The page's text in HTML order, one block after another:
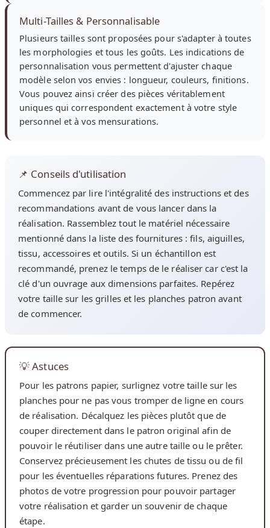
Multi-Tailles & Personnalisable
Plusieurs tailles sont proposées pour s'adapter à toutes
les morphologies et tous les goûts. Les indications de
personnalisation vous permettent d'ajuster chaque
modèle selon vos envies : longueur, couleurs, finitions.
Vous pouvez ainsi créer des pièces véritablement
uniques qui correspondent exactement à votre style
personnel et à vos mensurations.
📌 Conseils d'utilisation
Commencez par lire l'intégralité des instructions et des
recommandations avant de vous lancer dans la
réalisation. Rassemblez tout le matériel nécessaire
mentionné dans la liste des fournitures : fils, aiguilles,
tissu, accessoires et outils. Si un échantillon est
recommandé, prenez le temps de le réaliser car c'est la
clé d'un ouvrage aux dimensions parfaites. Repérez
votre taille sur les grilles et les planches patron avant
de commencer.
💡 Astuces
Pour les patrons papier, surlignez votre taille sur les
planches pour ne pas vous tromper de ligne en cours
de réalisation. Décalquez les pièces plutôt que de
couper directement dans le patron original afin de
pouvoir le réutiliser dans une autre taille ou le prêter.
Conservez précieusement les chutes de tissu ou de fil
pour les éventuelles réparations futures. Prenez des
photos de votre progression pour pouvoir partager
votre réalisation et garder un souvenir de chaque
étape.